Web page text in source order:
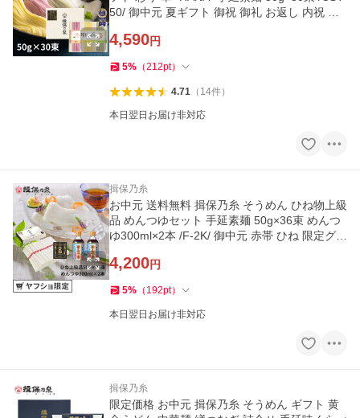
50/ 御中元 夏ギフト 御祝 御礼 お返し 内祝 ご
4,590円
5% （212pt）
4.71（ 14件）
本日翌日お届け非対応
揖保乃糸
お中元 送料無料 揖保乃糸 そうめん ひね物上級
品 めんつゆセット 手延素麺 50g×36束 めんつ
ゆ300ml×2本 /F-2K/ 御中元 赤帯 ひね 限定グル
4,200円
5% （ 192pt）
本日翌日お届け非対応
揖保乃糸
限定価格 お中元 揖保乃糸 そうめん ギフト 黄